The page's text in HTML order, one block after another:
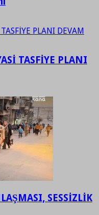
TASFİYE PLANI
SESSİZLİK